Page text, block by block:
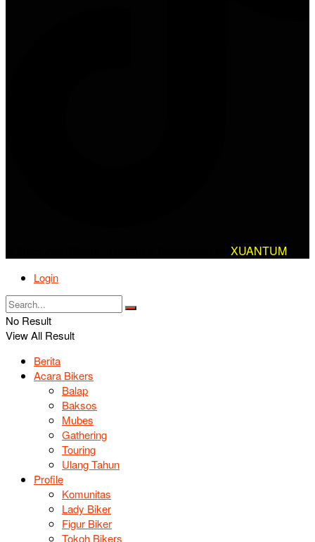
XUANTUM
Login
No Result
View All Result
Berita
Acara Bikers
Balap
Baksos
Mubes
Gathering
Touring
Ulang Tahun
Profile
Komunitas
Lady Biker
Figur Biker
Tokoh Bikers